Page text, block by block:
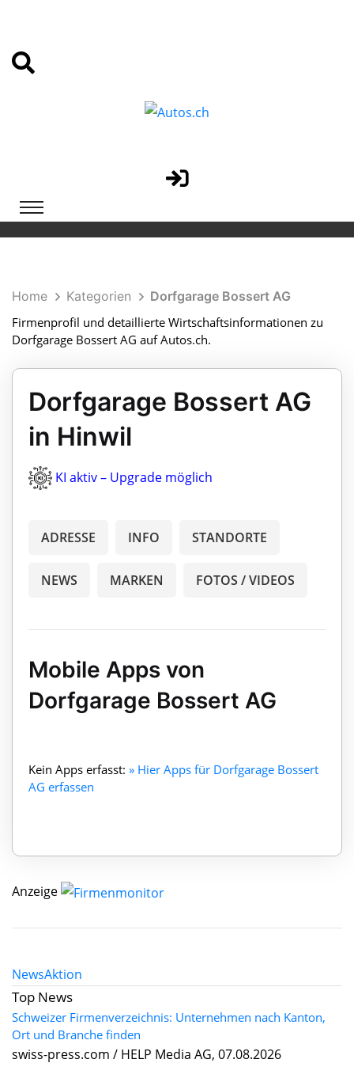
Home Kategorien
Dorfgarage Bossert AG
Firmenprofil und detaillierte Wirtschaftsinformationen zu
Dorfgarage Bossert AG auf Autos.ch.
Dorfgarage Bossert AG
in Hinwil
KI aktiv – Upgrade möglich
ADRESSE INFO STANDORTE
NEWS MARKEN FOTOS / VIDEOS
Mobile Apps von
Dorfgarage Bossert AG
Kein Apps erfasst: » Hier Apps für Dorfgarage Bossert
AG erfassen
Anzeige
NewsAktion
Top News
Schweizer Firmenverzeichnis: Unternehmen nach Kanton,
Ort und Branche finden
swiss-press.com / HELP Media AG, 07.08.2026